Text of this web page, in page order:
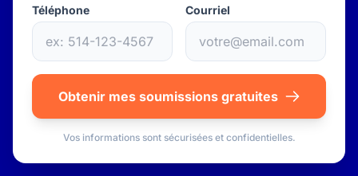
Téléphone Courriel
Obtenir mes soumissions gratuites
Vos informations sont sécurisées et confidentielles.